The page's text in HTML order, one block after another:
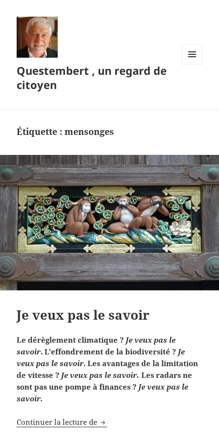
Questembert , un regard de
citoyen
Étiquette :mensonges
Je veux pas le savoir
Le dérèglement climatique ? Je veux pas le
savoir. L’effondrement de la biodiversité ? Je
veux pas le savoir. Les avantages de la limitation
de vitesse ? Je veux pas le savoir. Les radars ne
sont pas une pompe à finances ? Je veux pas le
savoir.
Continuer la lecture de Je veux pas le savoir